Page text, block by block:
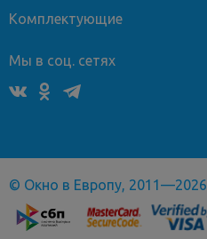
Комплектующие
Мы в соц. сетях
© Окно в Европу, 2011—2026